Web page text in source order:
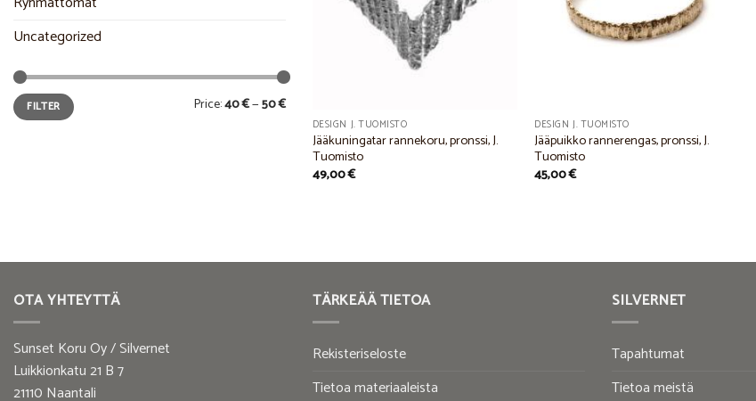
Uncategorized
Min
price
Max
priceFILTER Price:40 €—50 €
DESIGN J. TUOMISTO
Jääkuningatar rannekoru, pronssi, J.
Tuomisto
49,00€
DESIGN J. TUOMISTO
Jääpuikko rannerengas, pronssi, J.
Tuomisto
45,00€
OTA YHTEYTTÄ
Sunset Koru Oy / Silvernet
Luikkionkatu 21 B 7
21110 Naantali
TÄRKEÄÄ TIETOA
Rekisteriseloste
Tietoa materiaaleista
SILVERNET
Tapahtumat
Tietoa meistä